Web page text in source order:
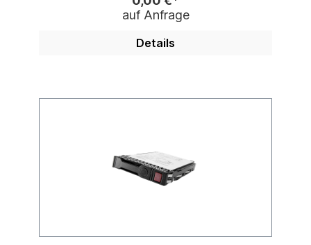
auf Anfrage
Details